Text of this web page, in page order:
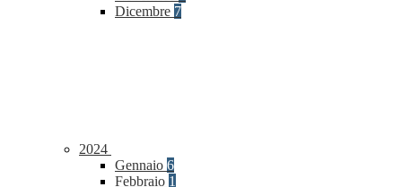
Dicembre 7
2024
Gennaio 6
Febbraio 1